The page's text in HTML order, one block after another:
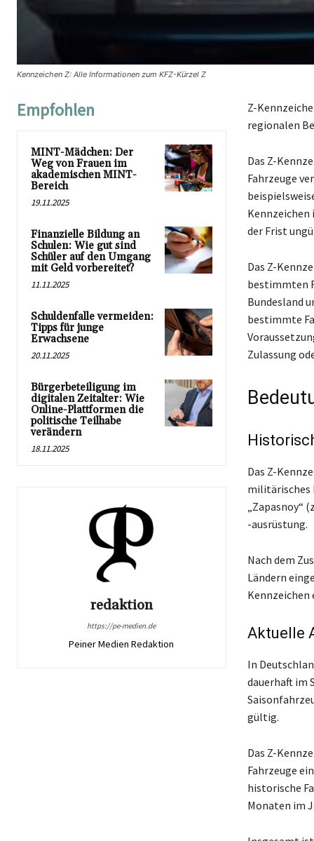
Kennzeichen Z: Alle Informationen zum KFZ-Kürzel Z
Empfohlen
MINT-Mädchen: Der
Weg von Frauen im
akademischen MINT-
Bereich
19.11.2025
Finanzielle Bildung an
Schulen: Wie gut sind
Schüler auf den Umgang
mit Geld vorbereitet?
11.11.2025
Schuldenfalle vermeiden:
Tipps für junge
Erwachsene
20.11.2025
Bürgerbeteiligung im
digitalen Zeitalter: Wie
Online-Plattformen die
politische Teilhabe
verändern
18.11.2025
redaktion
https://pe-medien.de
Peiner Medien Redaktion
Z-
regionalen
Das Z-
Fahrzeuge
der Frist
Das Z-
bestimmten
Bundesland
bestimmte
Zulassung
Das Z-
militärisches
„Zapasnoy“
-ausrüstung.
Nach dem
Ländern
Aktuelle
In
dauerhaft im
gültig.
Das Z-
Fahrzeuge
historische
Monaten im